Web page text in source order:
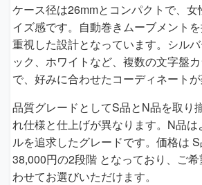
ケース径は26mmとコンパクトで、
イズ感です。自動巻きムーブメント
重視した設計となっています。シル
ック、ホワイトなど、複数の文字盤
で、好みに合わせたコーディネートが
品質グレードとしてS品とN品を取り
れ仕様と仕上げが異なります。N品
ルを追求したグレードです。価格は
38,000円の2段階 となっており、ご
わせてお選びいただけます。